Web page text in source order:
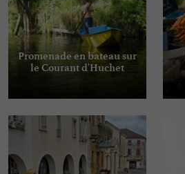
Promenade en bateau sur
le Courant d'Huchet